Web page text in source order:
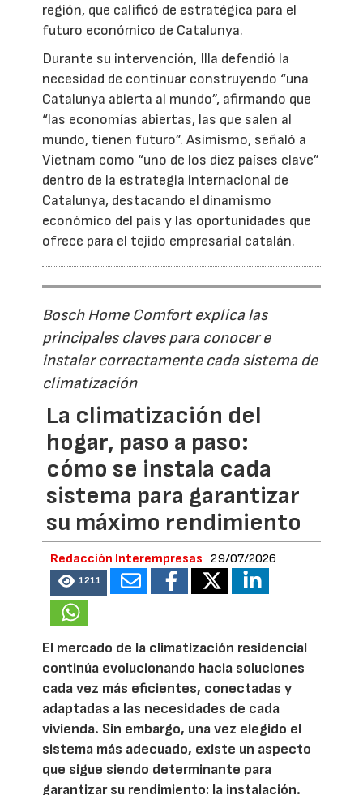
región, que calificó de estratégica para el
futuro económico de Catalunya.
Durante su intervención, Illa defendió la
necesidad de continuar construyendo “una
Catalunya abierta al mundo”, afirmando que
“las economías abiertas, las que salen al
mundo, tienen futuro”. Asimismo, señaló a
Vietnam como “uno de los diez países clave”
dentro de la estrategia internacional de
Catalunya, destacando el dinamismo
económico del país y las oportunidades que
ofrece para el tejido empresarial catalán.
Bosch Home Comfort explica las
principales claves para conocer e
instalar correctamente cada sistema de
climatización
La climatización del
hogar, paso a paso:
cómo se instala cada
sistema para garantizar
su máximo rendimiento
Redacción Interempresas 29/07/2026
1211
El mercado de la climatización residencial
continúa evolucionando hacia soluciones
cada vez más eficientes, conectadas y
adaptadas a las necesidades de cada
vivienda. Sin embargo, una vez elegido el
sistema más adecuado, existe un aspecto
que sigue siendo determinante para
garantizar su rendimiento: la instalación.